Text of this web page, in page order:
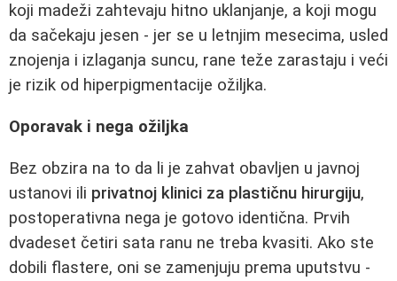
koji madeži zahtevaju hitno uklanjanje, a koji mogu
da sačekaju jesen - jer se u letnjim mesecima, usled
znojenja i izlaganja suncu, rane teže zarastaju i veći
je rizik od hiperpigmentacije ožiljka.
Oporavak i nega ožiljka
Bez obzira na to da li je zahvat obavljen u javnoj
ustanovi ili privatnoj klinici za plastičnu hirurgiju,
postoperativna nega je gotovo identična. Prvih
dvadeset četiri sata ranu ne treba kvasiti. Ako ste
dobili flastere, oni se zamenjuju prema uputstvu -